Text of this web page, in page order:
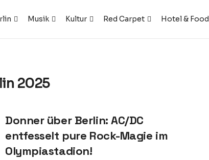
Musik Kultur Red Carpet Hotel & Food
2025
Donner über Berlin: AC/DC
entfesselt pure Rock-Magie im
Olympiastadion!